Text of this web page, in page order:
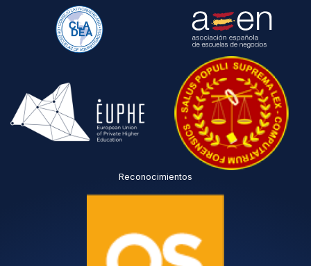
Reconocimientos